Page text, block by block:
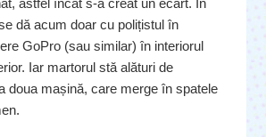
astfel încât s-a creat un ecart. În
dă acum doar cu polițistul în
GoPro (sau similar) în interiorul
Iar martorul stă alături de
doua mașină, care merge în spatele